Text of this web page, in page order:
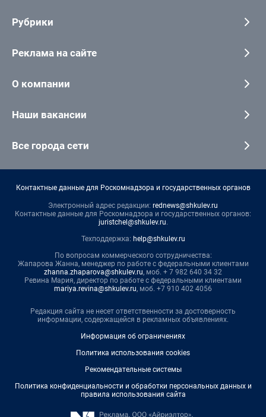
Рубрики
Реклама на сайте
О компании
Наши вакансии
Все города сети
Контактные данные для Роскомнадзора и государственных органов
Электронный адрес редакции: rednews@shkulev.ru
Контактные данные для Роскомнадзора и государственных органов:
juristchel@shkulev.ru.
Техподдержка: help@shkulev.ru
По вопросам коммерческого сотрудничества:
Жапарова Жанна, менеджер по работе с федеральными клиентами
zhanna.zhaparova@shkulev.ru, моб. + 7 982 640 34 32
Ревина Мария, директор по работе с федеральными клиентами
mariya.revina@shkulev.ru, моб. +7 910 402 4056
Редакция сайта не несет ответственности за достоверность
информации, содержащейся в рекламных объявлениях.
Информация об ограничениях
Политика использования cookies
Рекомендательные системы
Политика конфиденциальности и обработки персональных данных и
правила использования сайта